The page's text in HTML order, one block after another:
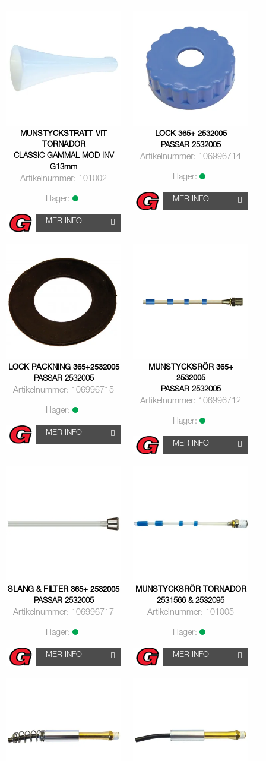
MUNSTYCKSTRATT VIT
TORNADOR
CLASSIC GAMMAL MOD INV
G13mm
Artikelnummer: 101002
I lager:
MER INFO
LOCK 365+ 2532005
PASSAR 2532005
Artikelnummer: 106996714
I lager:
MER INFO
LOCK PACKNING 365+2532005
PASSAR 2532005
Artikelnummer: 106996715
I lager:
MER INFO
MUNSTYCKSRÖR 365+
2532005
PASSAR 2532005
Artikelnummer: 106996712
I lager:
MER INFO
SLANG & FILTER 365+ 2532005
PASSAR 2532005
Artikelnummer: 106996717
I lager:
MER INFO
MUNSTYCKSRÖR TORNADOR
2531566 & 2532095
Artikelnummer: 101005
I lager:
MER INFO